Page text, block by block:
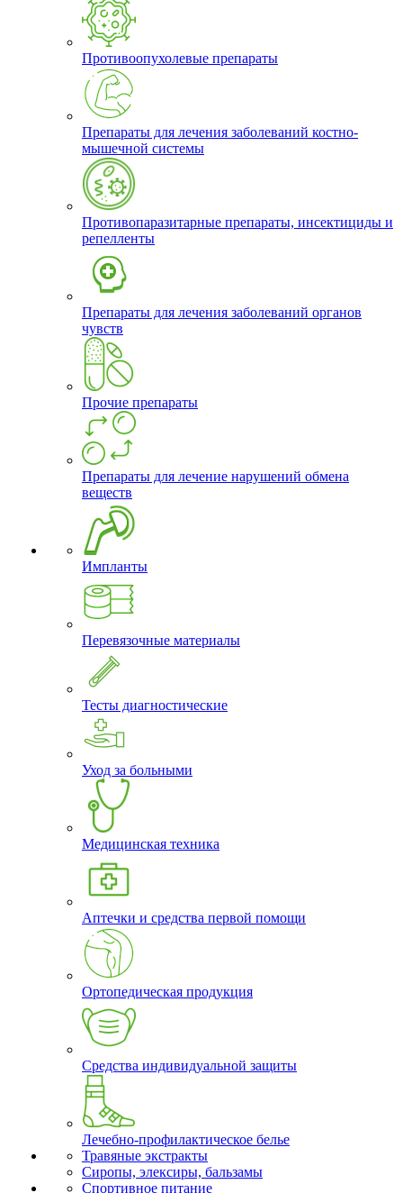
Противоопухолевые препараты
Препараты для лечения заболеваний костно-
мышечной системы
Противопаразитарные препараты, инсектициды и
репелленты
Препараты для лечения заболеваний органов
чувств
Прочие препараты
Препараты для лечение нарушений обмена
веществ
Импланты
Перевязочные материалы
Тесты диагностические
Уход за больными
Медицинская техника
Аптечки и средства первой помощи
Ортопедическая продукция
Средства индивидуальной защиты
Лечебно-профилактическое белье
Травяные экстракты
Сиропы, элексиры, бальзамы
Спортивное питание